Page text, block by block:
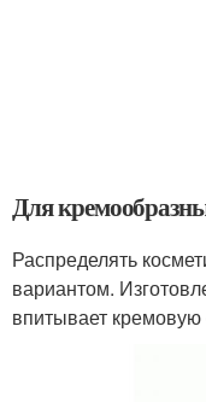
Для
Распределять
вариантом.
впитывает кремовую